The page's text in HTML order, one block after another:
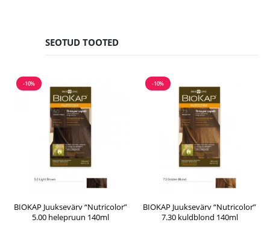
SEOTUD TOOTED
-10%
BIOKAP Juuksevärv “Nutricolor”
5.00 helepruun 140ml
-10%
BIOKAP Juuksevärv “Nutricolor”
7.30 kuldblond 140ml